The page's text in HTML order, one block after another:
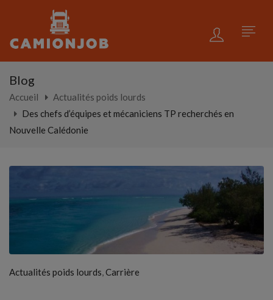
Blog
Accueil
Actualités poids lourds
Des chefs d’équipes et mécaniciens TP recherchés en
Nouvelle Calédonie
Actualités poids lourds,Carrière